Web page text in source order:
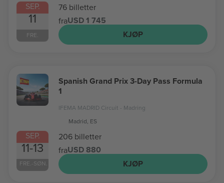
SEP.
11
FRE.
76 billetter
fraUSD 1 745
KJØP
SEP.
11-13
FRE.-SØN.
Spanish Grand Prix 3-Day Pass Formula
1
IFEMA MADRID Circuit - Madring
Madrid, ES
206 billetter
fraUSD 880
KJØP